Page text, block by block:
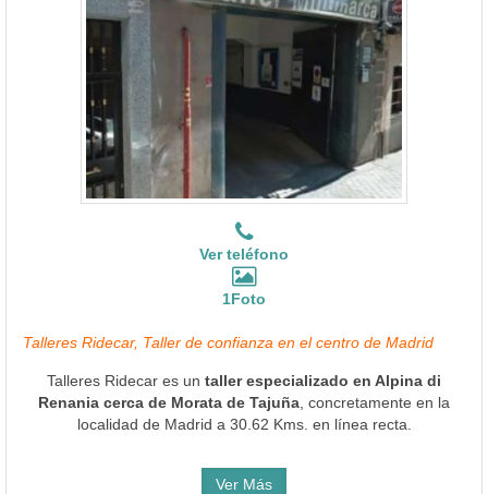
Ver teléfono
1Foto
Talleres Ridecar, Taller de confianza en el centro de Madrid
Talleres Ridecar es un taller especializado en Alpina di
Renania cerca de Morata de Tajuña , concretamente en la
localidad de Madrid a 30.62 Kms. en línea recta.
Ver Más